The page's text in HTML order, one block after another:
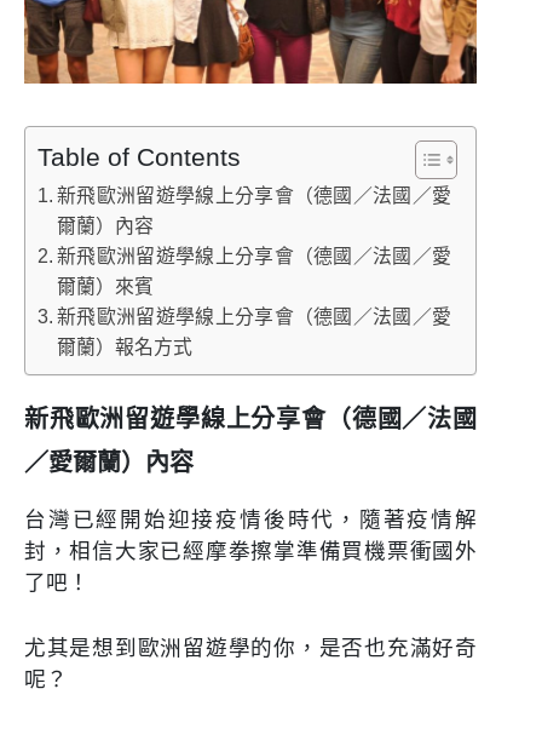
Table of Contents
新飛歐洲留遊學線上分享會（德國／法國／愛
爾蘭）內容
新飛歐洲留遊學線上分享會（德國／法國／愛
爾蘭）來賓
新飛歐洲留遊學線上分享會（德國／法國／愛
爾蘭）報名方式
新飛歐洲留遊學線上分享會（德國／法國
／愛爾蘭）內容
台灣已經開始迎接疫情後時代，隨著疫情解
封，相信大家已經摩拳擦掌準備買機票衝國外
了吧！
尤其是想到歐洲留遊學的你，是否也充滿好奇
呢？